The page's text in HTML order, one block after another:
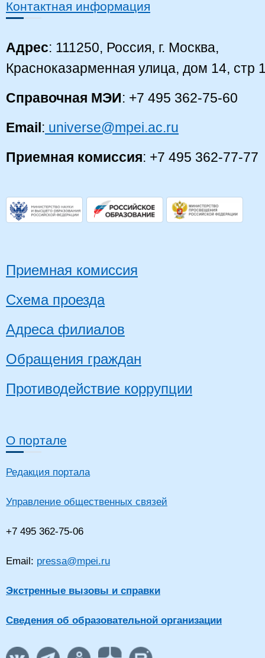
Контактная информация
Адрес: 111250, Россия, г. Москва,
Красноказарменная улица, дом 14, стр
Справочная МЭИ: +7 495 362-75-60
Email: universe@mpei.ac.ru
Приемная комиссия: +7 495 362-77-77
Приемная комиссия
Схема проезда
Адреса филиалов
Обращения граждан
Противодействие коррупции
О портале
Редакция портала
Управление общественных связей
+7 495 362-75-06
Email: pressa@mpei.ru
Экстренные вызовы и справки
Сведения об образовательной организации